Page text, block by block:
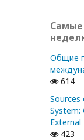
Самые
Общие
614
Sources
System:
423